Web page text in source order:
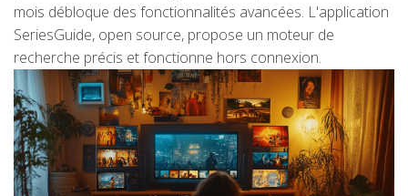
mois débloque des fonctionnalités avancées. L'application
SeriesGuide, open source, propose un moteur de
recherche précis et fonctionne hors connexion.